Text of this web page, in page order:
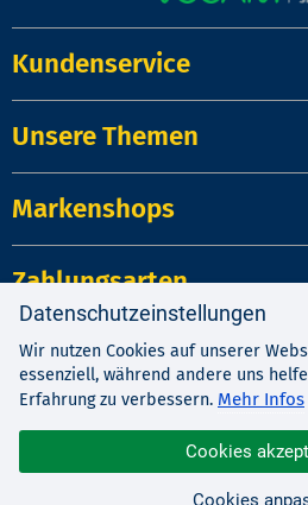
Kundenservice
Unsere Themen
Markenshops
Zahlungsarten
Impressum| Kontakt
|
© 1987-2026 EDV-
Datenschutzeinstellungen
Wir nutzen Cookies auf unserer
essenziell, während andere uns
Erfahrung zu verbessern. Mehr Infos
Cookies
Cookies